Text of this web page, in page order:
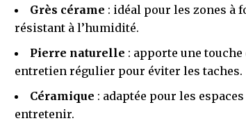
Grès cérame : idéal pour les zones à
résistant à l’humidité.
Pierre naturelle : apporte une touche
entretien régulier pour éviter les taches.
Céramique : adaptée pour les
entretenir.